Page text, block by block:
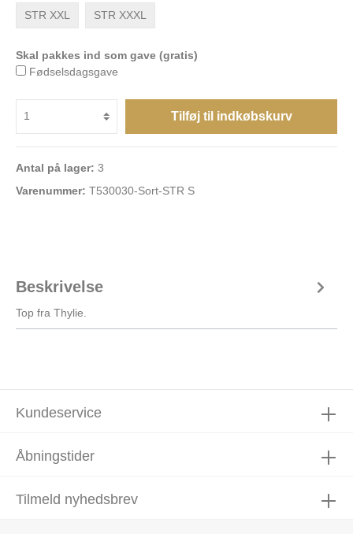
STR XXL STR XXXL
Skal pakkes ind som gave (gratis)
Fødselsdagsgave
Tilføj til indkøbskurv
Antal på lager: 3
Varenummer: T530030-Sort-STR S
Beskrivelse
Top fra Thylie.
Tilmeld nyhedsbrev
Åbningstider
Kundeservice